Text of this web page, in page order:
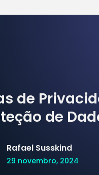
de
de
Rafael Susskind
29 novembro, 2024